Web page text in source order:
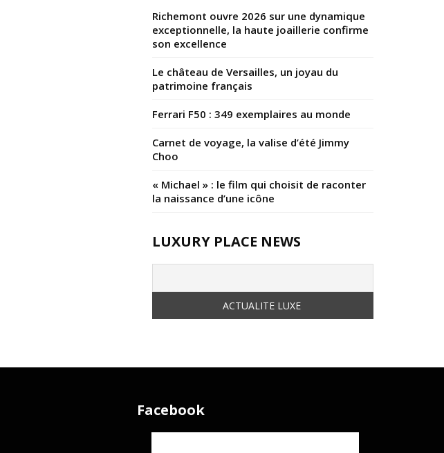
Richemont ouvre 2026 sur une dynamique
exceptionnelle, la haute joaillerie confirme
son excellence
Le château de Versailles, un joyau du
patrimoine français
Ferrari F50 : 349 exemplaires au monde
Carnet de voyage, la valise d’été Jimmy
Choo
« Michael » : le film qui choisit de raconter
la naissance d’une icône
LUXURY PLACE NEWS
Facebook